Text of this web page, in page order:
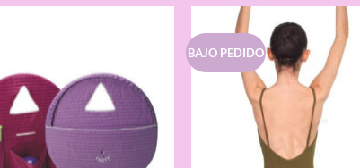
BAJO PEDIDO